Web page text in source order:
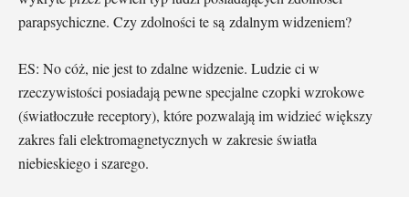
parapsychiczne. Czy zdolności te są zdalnym widzeniem?
ES: No cóż, nie jest to zdalne widzenie. Ludzie ci w
rzeczywistości posiadają pewne specjalne czopki wzrokowe
(światłoczułe receptory), które pozwalają im widzieć większy
zakres fali elektromagnetycznych w zakresie światła
niebieskiego i szarego.